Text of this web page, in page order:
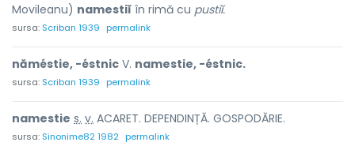
Movileanu) namestiĭ în rimă cu pustiĭ.
sursa: Scriban 1939 permalink
năméstie, -éstnic V. namestie, -éstnic.
sursa: Scriban 1939 permalink
namestie s. v. ACARET. DEPENDINȚĂ. GOSPODĂRIE.
sursa: Sinonime82 1982 permalink